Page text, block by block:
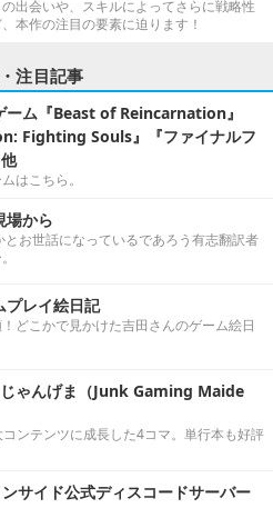
出会いや、スキルによってさらに戦略性
本作の注目の要素に迫ります！
注目記事
ーム『Beast of Reincarnation』
Fighting Souls』『ファイナルフ
はこちら。
場から
とお世話になっているであろう有志翻訳者
プレイ絵日記
どこかで見かけた吉田さんのゲーム絵日
じゃんげま（Junk Gaming Maide
ンテンツに成長した4コマ。単行本も好評
サイド公式ディスコードサーバー